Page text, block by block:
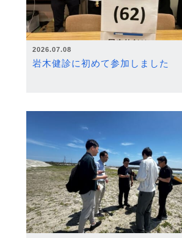
2026.07.08
岩木健診に初めて参加しました